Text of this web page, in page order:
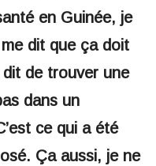
en Guinée, je
dit que ça doit
dit de trouver une
dans un
ce qui a été
Ça aussi, je ne